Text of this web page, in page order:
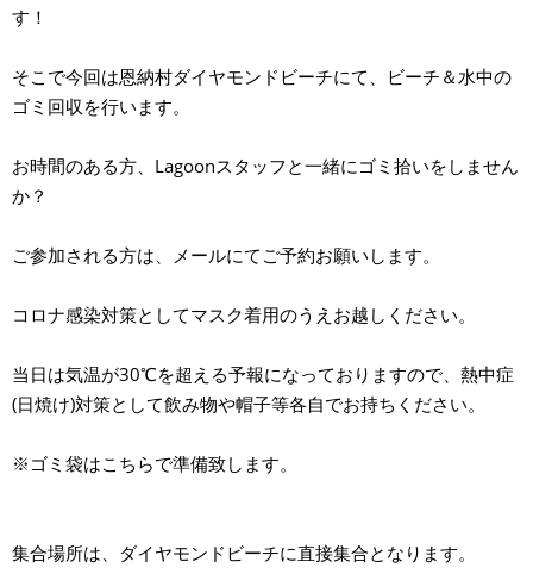
す！
そこで今回は恩納村ダイヤモンドビーチにて、ビーチ＆水中の
ゴミ回収を行います。
お時間のある方、Lagoonスタッフと一緒にゴミ拾いをしません
か？
ご参加される方は、メールにてご予約お願いします。
コロナ感染対策としてマスク着用のうえお越しください。
当日は気温が30℃を超える予報になっておりますので、熱中症
(日焼け)対策として飲み物や帽子等各自でお持ちください。
※ゴミ袋はこちらで準備致します。
集合場所は、ダイヤモンドビーチに直接集合となります。